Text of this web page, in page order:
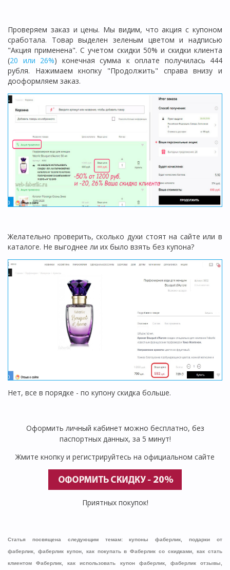
Проверяем заказ и цены. Мы видим, что акция с купоном
сработала. Товар выделен зеленым цветом и надписью
"Акция применена". С учетом скидки 50% и скидки клиента
(20 или 26%) конечная сумма к оплате получилась 444
рубля. Нажимаем кнопку "Продолжить" справа внизу и
дооформляем заказ.
Желательно проверить, сколько духи стоят на сайте или в
каталоге. Не выгоднее ли их было взять без купона?
Нет, все в порядке - по купону скидка больше.
Оформить личный кабинет можно бесплатно, без
паспортных данных, за 5 минут!
Жмите кнопку и регистрируйтесь на официальном сайте
Приятных покупок!
Статья посвящена следующим темам: купоны фаберлик, подарки от
фаберлик, фаберлик купон, как покупать в Фаберлик со скидками, как стать
клиентом Фаберлик, как использовать купон фаберлик, фаберлик отзывы,